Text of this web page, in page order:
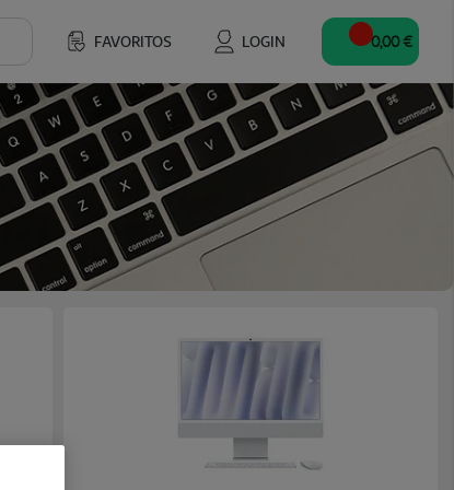
FAVORITOS LOGIN 0,00 €